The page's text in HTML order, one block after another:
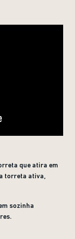
que atira em
torreta ativa,
sozinha